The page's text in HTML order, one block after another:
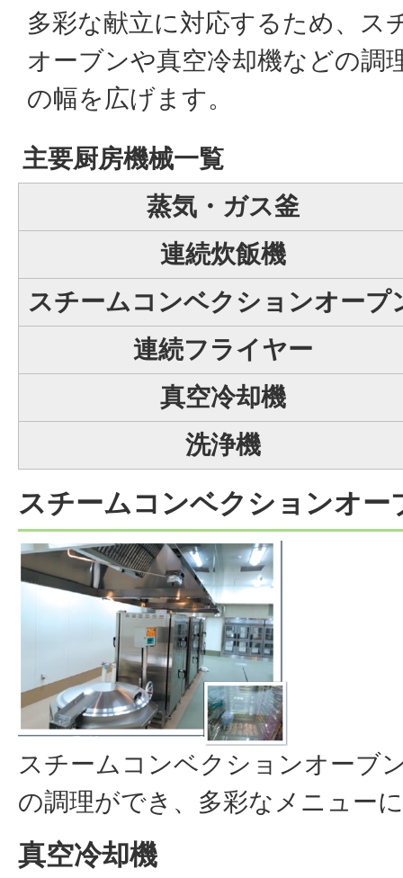
多彩な献立に対応するため、ス
オーブンや真空冷却機などの調
の幅を広げます。
主要厨房機械一覧
蒸気・ガス釜
連続炊飯機
スチームコンベクションオープ
連続フライヤー
真空冷却機
洗浄機
スチームコンベクションオー
スチームコンベクションオーブ
の調理ができ、多彩なメニュー
真空冷却機